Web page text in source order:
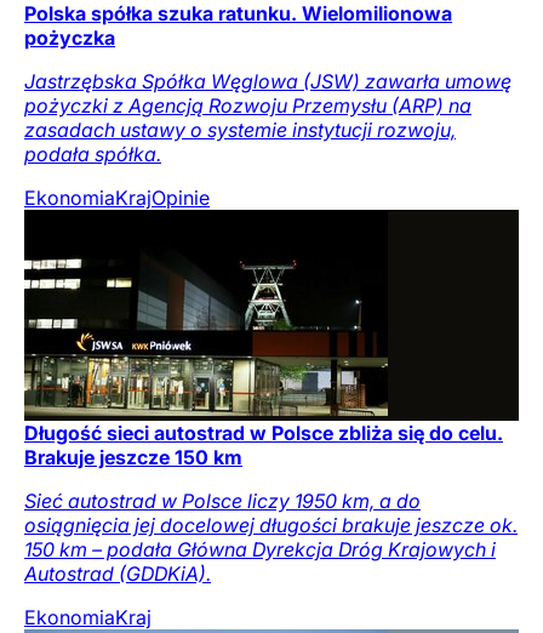
Polska spółka szuka ratunku. Wielomilionowa
pożyczka
Jastrzębska Spółka Węglowa (JSW) zawarła umowę
pożyczki z Agencją Rozwoju Przemysłu (ARP) na
zasadach ustawy o systemie instytucji rozwoju,
podała spółka.
EkonomiaKrajOpinie
Długość sieci autostrad w Polsce zbliża się do celu.
Brakuje jeszcze 150 km
Sieć autostrad w Polsce liczy 1950 km, a do
osiągnięcia jej docelowej długości brakuje jeszcze ok.
150 km – podała Główna Dyrekcja Dróg Krajowych i
Autostrad (GDDKiA).
EkonomiaKraj